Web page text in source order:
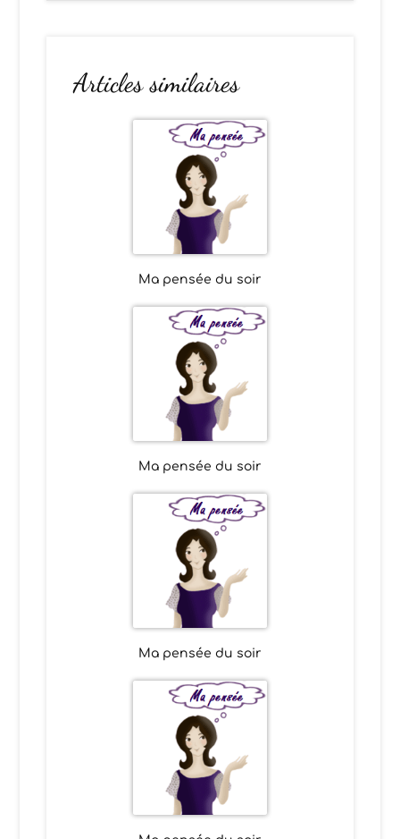
Articles similaires
Ma pensée du soir
Ma pensée du soir
Ma pensée du soir